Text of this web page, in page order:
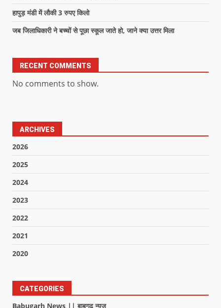
हापुड़ मंडी में लौकी 3 रुपए किलो
जब जिलाधिकारी ने बच्चों से पूछा स्कूल जाते हो, जाने क्या उत्तर मिला
RECENT COMMENTS
No comments to show.
ARCHIVES
2026
2025
2024
2023
2022
2021
2020
CATEGORIES
Babugarh News || बाबूगढ़ न्यूज़